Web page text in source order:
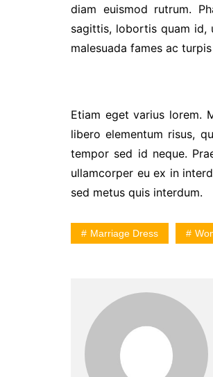
diam euismod rutrum.
sagittis, lobortis quam id,
malesuada fames ac
Etiam eget varius lorem.
libero elementum risus,
tempor sed id neque.
ullamcorper eu ex in
sed metus quis interdum.
Marriage Dress